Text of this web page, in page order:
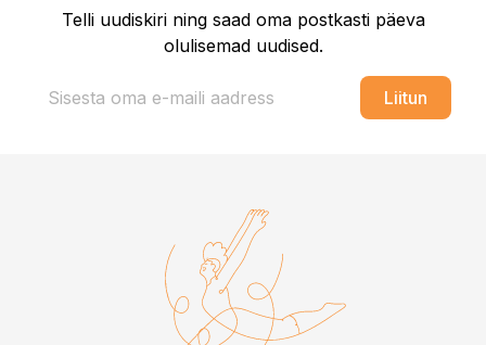
Telli uudiskiri ning saad oma postkasti päeva
olulisemad uudised.
Liitun